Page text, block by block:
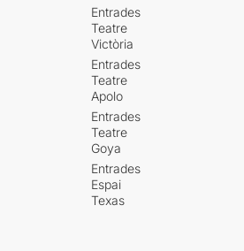
Entrades
Teatre
Victòria
Entrades
Teatre
Apolo
Entrades
Teatre
Goya
Entrades
Espai
Texas